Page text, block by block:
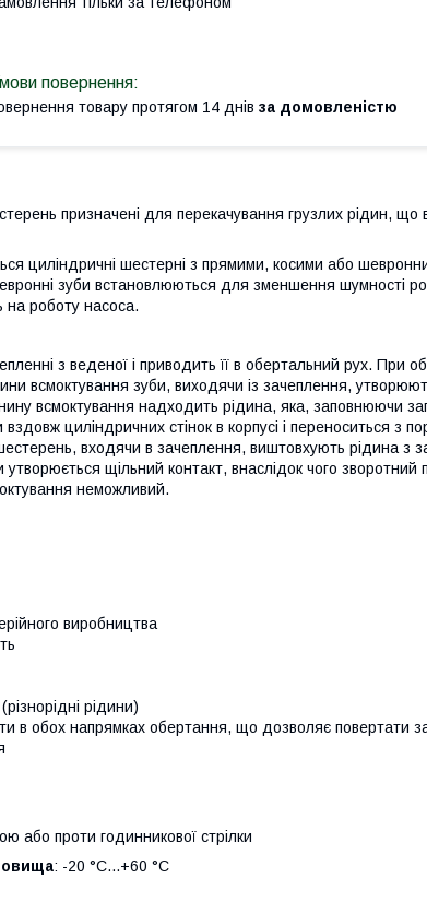
товару протягом 14 днів за домовленістю
призначені для перекачування грузлих рідин, що
циліндричні шестерні з прямими, косими або
зуби встановлюються для зменшення шумності
роботу насоса.
з веденої і приводить її в обертальний рух. При
всмоктування зуби, виходячи із зачеплення,
всмоктування надходить рідина, яка, заповнюючи
циліндричних стінок в корпусі і переноситься з
входячи в зачеплення, виштовхують рідина з
щільний контакт, внаслідок чого зворотний
неможливий.
виробництва
рідини)
в обох напрямках обертання, що дозволяє повертати
або проти годинникової стрілки
: -20 °C...+60 °C